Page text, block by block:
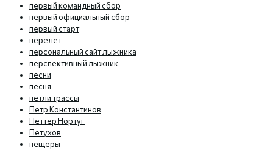
первый командный сбор
первый официальный сбор
первый старт
перелет
персональный сайт лыжника
перспективный лыжник
песни
песня
петли трассы
Петр Константинов
Петтер Нортуг
Петухов
пещеры